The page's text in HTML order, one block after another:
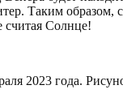
Таким
считая Солнце!
2023 года.